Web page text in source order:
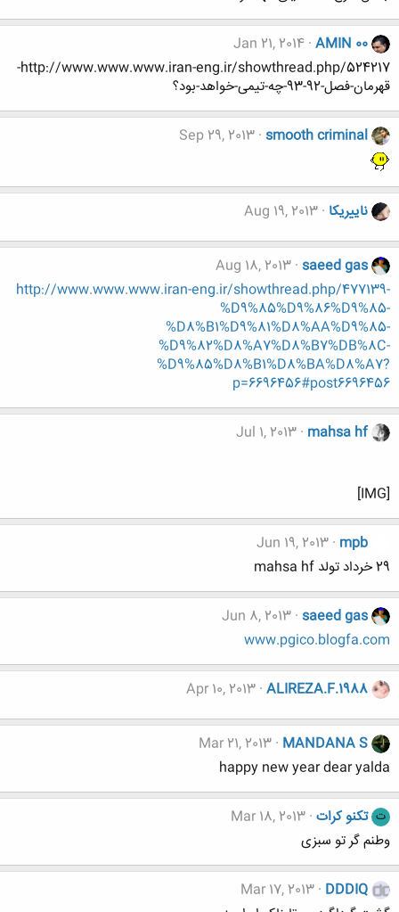
AMIN 00
Jan 21, 2014
http://www.www.www.iran-eng.ir/showthread.php/524217-
قهرمان-فصل-92-93-چه-تیمی-خواهد-بود؟
smooth criminal
Sep 29, 2013
ناییریکا Aug 19, 2013
saeed gas
Aug 18, 2013
http://www.www.www.iran-eng.ir/showthread.php/477139-
%D9%85%D9%86%D9%85-
%D8%B1%D9%81%D8%AA%D9%85-
%D9%82%D8%A7%D8%B7%DB%8C-
%D9%85%D8%B1%D8%BA%D8%A7?
p=6696456#post6696456
mahsa hf
Jul 1, 2013
[IMG]
mpb
Jun 19, 2013
29 خرداد تولد mahsa hf
saeed gas
Jun 8, 2013
www.pgico.blogfa.com
ALIREZA.F.1988
Apr 10, 2013
MANDANA S
Mar 21, 2013
happy new year dear yalda
ت تکنو کرات Mar 18, 2013
وطنم گر تو سبزی
DDDIQ
Mar 17, 2013